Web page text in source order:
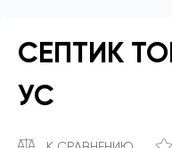
СЕПТИК
УС